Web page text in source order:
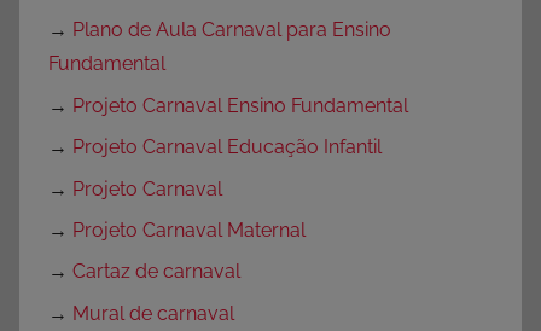
→ Plano de Aula Carnaval para Ensino
Fundamental
→ Projeto Carnaval Ensino Fundamental
→ Projeto Carnaval Educação Infantil
→ Projeto Carnaval
→ Projeto Carnaval Maternal
→ Cartaz de carnaval
→ Mural de carnaval